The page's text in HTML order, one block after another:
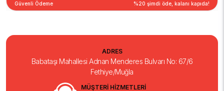
Güvenli Ödeme %20 şimdi öde, kalanı kapıda!
MÜŞTERİ HİZMETLERİ
ADRES
Babataşı Mahallesi Adnan Menderes Bulvarı No: 67/6
Fethiye/Muğla